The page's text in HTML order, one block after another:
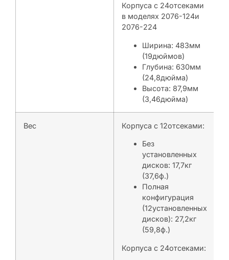
Корпуса с 24отсеками
в моделях 2076-124и
2076-224
Ширина: 483мм
(19дюймов)
Глубина: 630мм
(24,8дюйма)
Высота: 87,9мм
(3,46дюйма)
Вес Корпуса с 12отсеками:
Без
установленных
дисков: 17,7кг
(37,6ф.)
Полная
конфигурация
(12установленных
дисков): 27,2кг
(59,8ф.)
Корпуса с 24отсеками: